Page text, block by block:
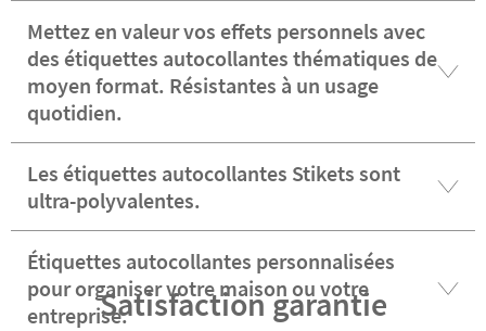
Mettez en valeur vos effets personnels avec
des étiquettes autocollantes thématiques de
moyen format. Résistantes à un usage
quotidien.
Les étiquettes autocollantes Stikets sont
ultra-polyvalentes.
Étiquettes autocollantes personnalisées
pour organiser votre maison ou votre
entreprise.Satisfaction garantie